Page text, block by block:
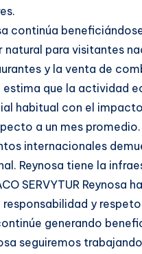
continúa
para visitantes
y la venta de
estima que la actividad
habitual con el
a un mes promedio.
internacionales
Reynosa tiene la
SERVYTUR
y
generando
seguiremos